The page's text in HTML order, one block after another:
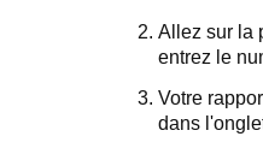
Allez sur la
entrez le
Votre
dans